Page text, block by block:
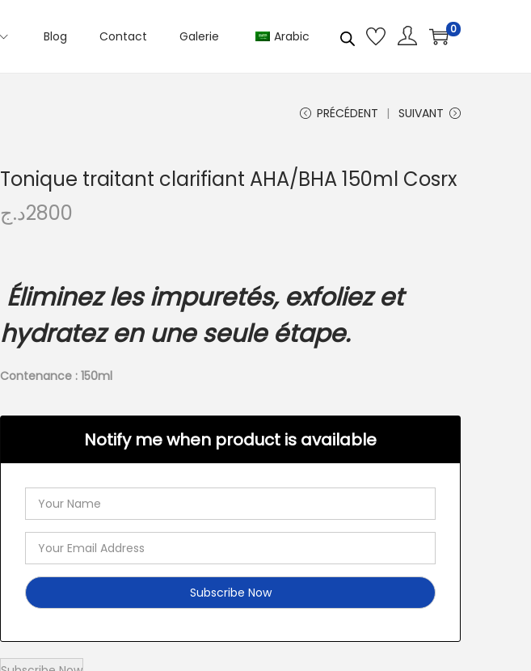
Blog Contact Galerie Arabic 0
PRÉCÉDENT SUIVANT
Tonique traitant clarifiant AHA/BHA 150ml Cosrx
2800د.ج
Éliminez les impuretés, exfoliez et
hydratez en une seule étape.
Contenance : 150ml
Notify me when product is available